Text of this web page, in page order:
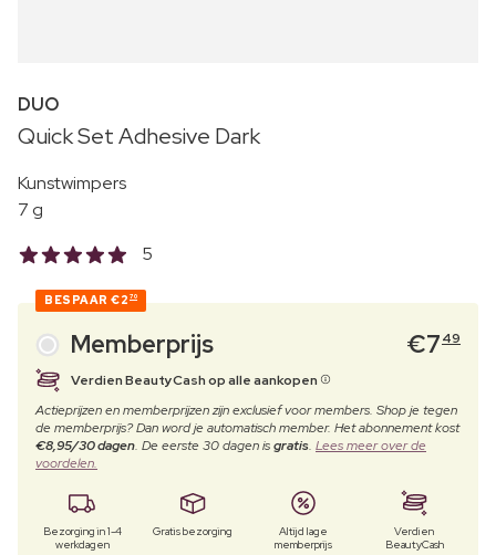
DUO
Quick Set Adhesive Dark
Kunstwimpers
7 g
5
BESPAAR €2 70
Memberprijs €7 49
Verdien BeautyCash op alle aankopen
Actieprijzen en memberprijzen zijn exclusief voor members. Shop je tegen
de memberprijs? Dan word je automatisch member. Het abonnement kost
€8,95/30 dagen. De eerste 30 dagen isgratis. Lees meer over de
voordelen.
Bezorging in 1-4
werkdagen
Gratis bezorging
Altijd lage
memberprijs
Verdien
BeautyCash